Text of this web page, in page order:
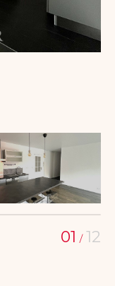
01 /12
PISCINE